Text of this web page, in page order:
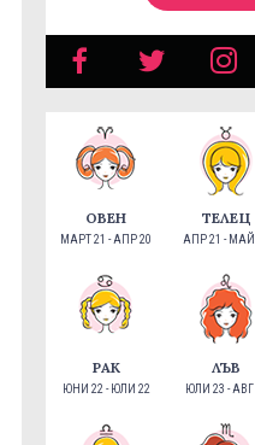
ОВЕН
МАРТ 21 - АПР 20
ТЕЛЕЦ
АПР 21 - МАЙ
РАК
ЮНИ 22 - ЮЛИ 22
ЛЪВ
ЮЛИ 23 - АВГ